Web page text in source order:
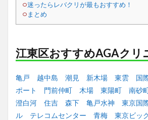
迷ったらレバクリが最もおすすめ！
まとめ
江東区おすすめAGAクリ
亀戸 越中島 潮見 新木場 東雲 国
ポート
門前仲町 木場 東陽町 南砂
澄白河
住吉 森下 亀戸水神
東京国
ル
テレコムセンター 青梅 東京ビッ